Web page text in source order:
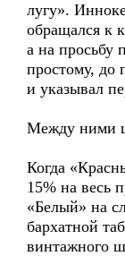
лугу».
обращался к
а на просьбу
простому, до
и указывал
Между ними
Когда
15% на весь
«Белый» на
бархатной
винтажного